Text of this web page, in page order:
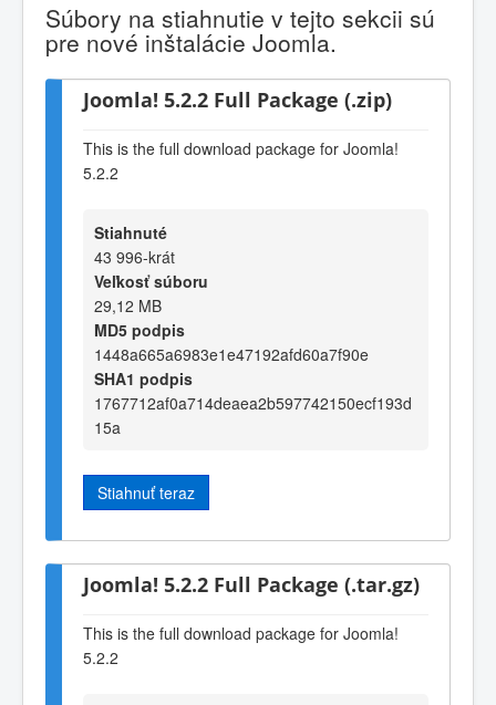
Súbory na stiahnutie v tejto sekcii sú
pre nové inštalácie Joomla.
Joomla! 5.2.2 Full Package (.zip)
This is the full download package for Joomla!
5.2.2
Stiahnuté
43 996-krát
Veľkosť súboru
29,12 MB
MD5 podpis
1448a665a6983e1e47192afd60a7f90e
SHA1 podpis
1767712af0a714deaea2b597742150ecf193d
15a
Stiahnuť teraz
Joomla! 5.2.2 Full Package (.tar.gz)
This is the full download package for Joomla!
5.2.2